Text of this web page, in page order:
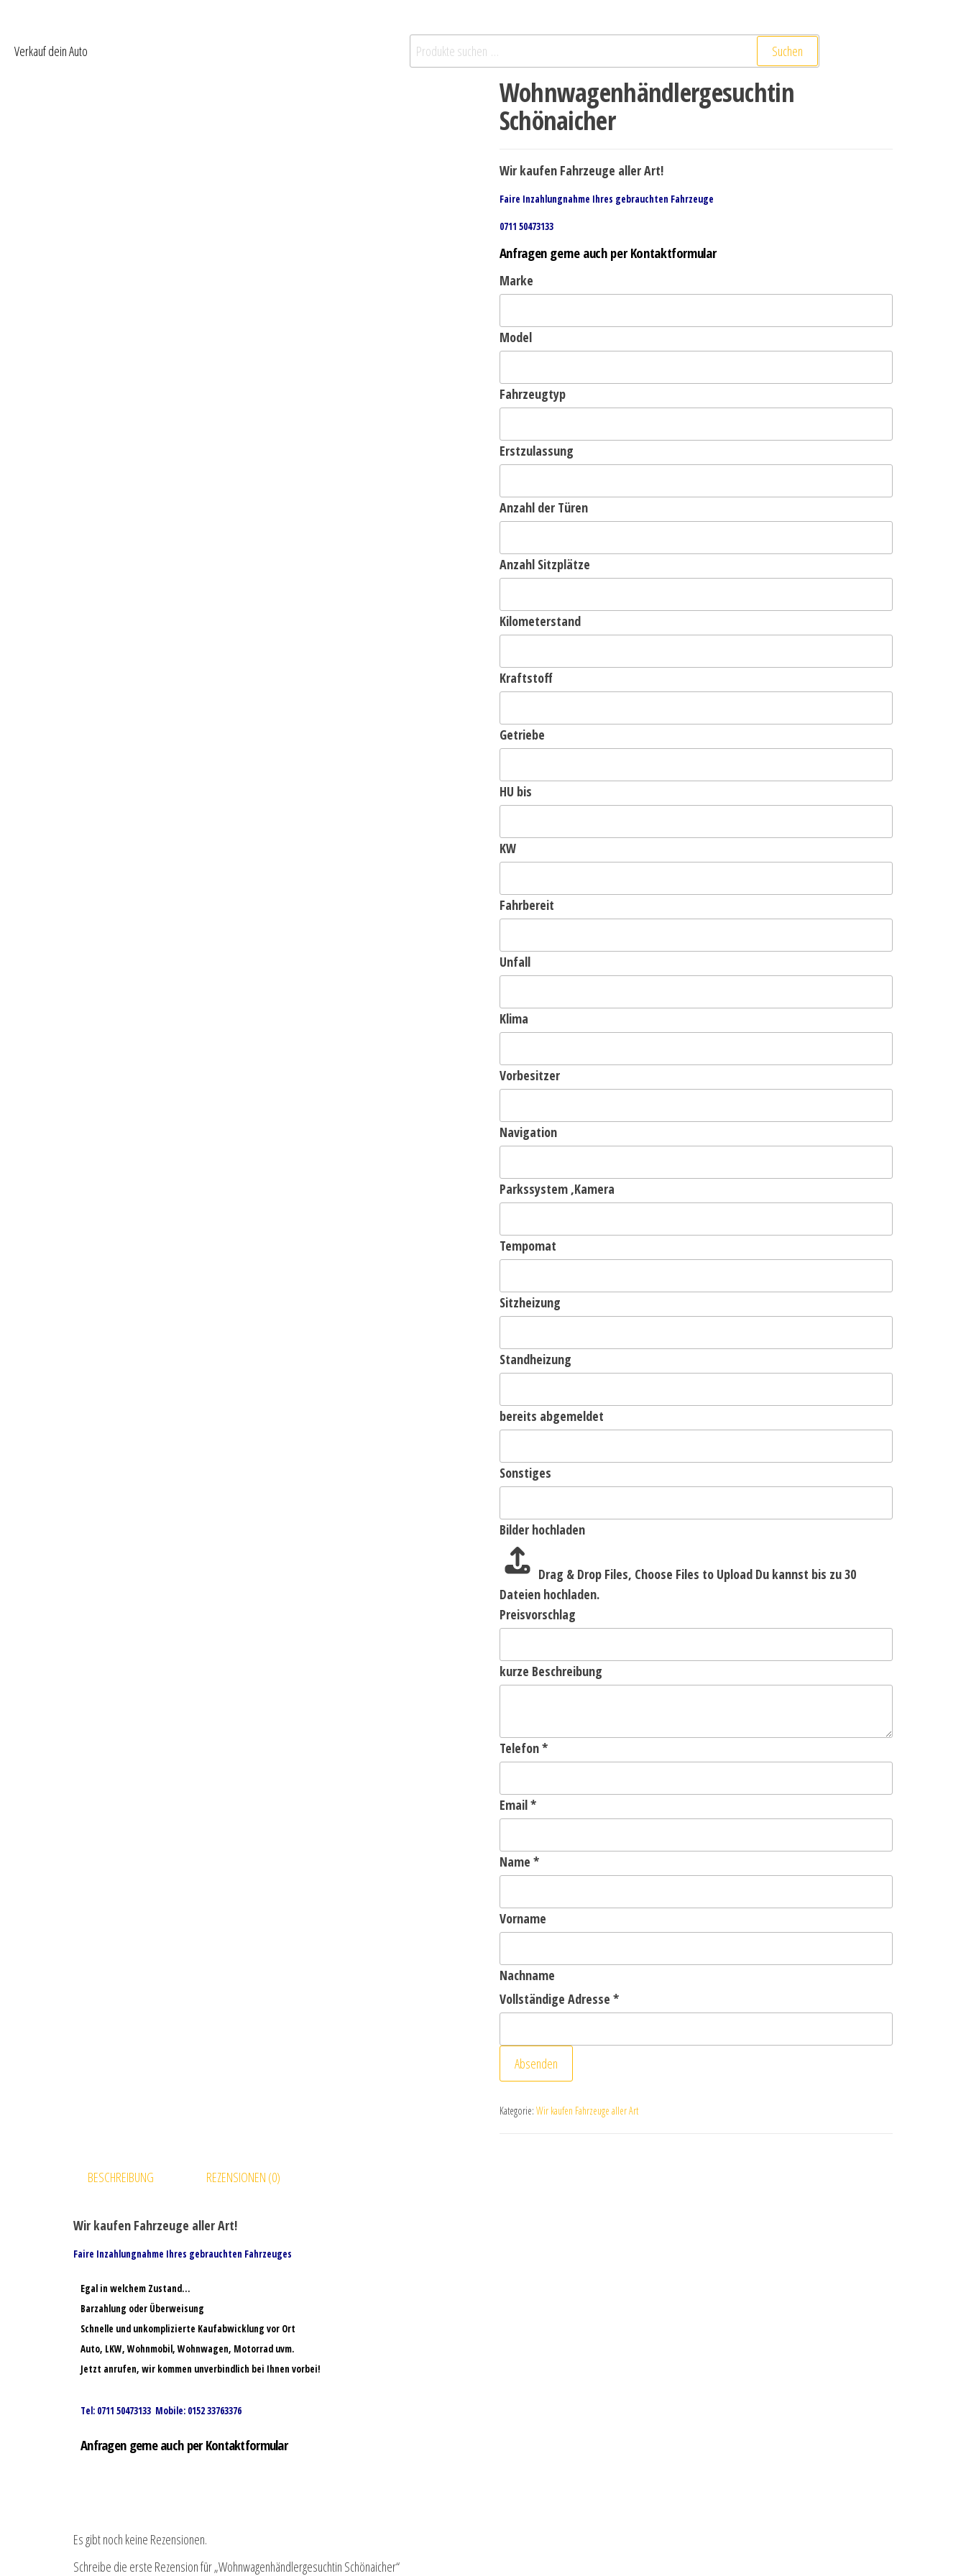
Verkauf dein Auto Suchen
Wohnwagenhändlergesuchtin
Schönaicher
Wir kaufen Fahrzeuge aller Art!
Faire Inzahlungnahme Ihres gebrauchten Fahrzeuge
0711 50473133
Anfragen gerne auch per Kontaktformular
Marke
Model
Fahrzeugtyp
Erstzulassung
Anzahl der Türen
Anzahl Sitzplätze
Kilometerstand
Kraftstoff
Getriebe
HU bis
KW
Fahrbereit
Unfall
Klima
Vorbesitzer
Navigation
Parkssystem ,Kamera
Tempomat
Sitzheizung
Standheizung
bereits abgemeldet
Sonstiges
Bilder hochladen
Drag & Drop Files, Choose Files to Upload Du kannst bis zu 30
Dateien hochladen.
Preisvorschlag
kurze Beschreibung
Telefon*
Email*
Name *
Vorname
Nachname
Vollständige Adresse *
Absenden
Kategorie: Wir kaufen Fahrzeuge aller Art
BESCHREIBUNG REZENSIONEN (0)
Wir kaufen Fahrzeuge aller Art!
Faire Inzahlungnahme Ihres gebrauchten Fahrzeuges
Egal in welchem Zustand…
Barzahlung oder Überweisung
Schnelle und unkomplizierte Kaufabwicklung vor Ort
Auto, LKW, Wohnmobil, Wohnwagen, Motorrad uvm.
Jetzt anrufen, wir kommen unverbindlich bei Ihnen vorbei!
Tel: 0711 50473133 Mobile: 0152 33763376
Anfragen gerne auch per Kontaktformular
Es gibt noch keine Rezensionen.
Schreibe die erste Rezension für „Wohnwagenhändlergesuchtin Schönaicher“